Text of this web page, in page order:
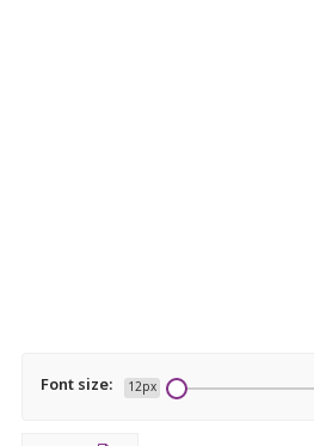
Font size: 12px